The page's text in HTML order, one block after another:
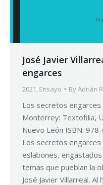
José Javier
engarces
2021, Ensayo ByAdrián
Los secretos engarces
Monterrey: Textofilia,
Nuevo León ISBN:
Los secretos
eslabones,
temas que pueblan la
José Javier Villarreal.